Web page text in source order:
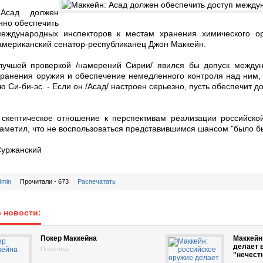
должен
обеспечить
инспекторов к местам хранения химического
сенатор-республиканец Джон Маккейн.
проверкой /намерений Сирии/ явился бы допуск
оружия и обеспечение немедленного контроля над ним,
Си-би-эс. - Если он /Асад/ настроен серьезно, пусть обеспечит
отношение к перспективам реализации
что не воспользоваться представившимся шансом "было
Прочитали - 673 Распечатать
новости:
Покер Маккейна
Политика
делает